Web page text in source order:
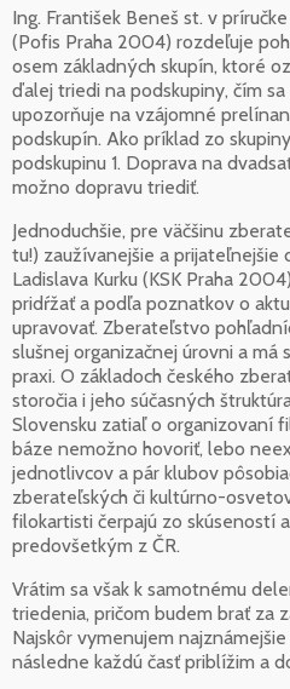
Ing. František Beneš st. v
(Pofis Praha 2004) rozdeľuje
osem základných skupín, ktoré
ďalej triedi na podskupiny, čím
upozorňuje na vzájomné
podskupín. Ako príklad zo
podskupinu 1. Doprava na
možno dopravu triediť.
Jednoduchšie, pre väčšinu
tu!) zaužívanejšie a prijateľnejšie
Ladislava Kurku (KSK Praha
pridŕžať a podľa poznatkov o
upravovať. Zberateľstvo
slušnej organizačnej úrovni a má
praxi. O základoch českého
storočia i jeho súčasných
Slovensku zatiaľ o organizovaní
báze nemožno hovoriť, lebo
jednotlivcov a pár klubov
zberateľských či kultúrno-
filokartisti čerpajú zo skúseností
predovšetkým z ČR.
Vrátim sa však k samotnému
triedenia, pričom budem brať za
Najskôr vymenujem
následne každú časť priblížim a